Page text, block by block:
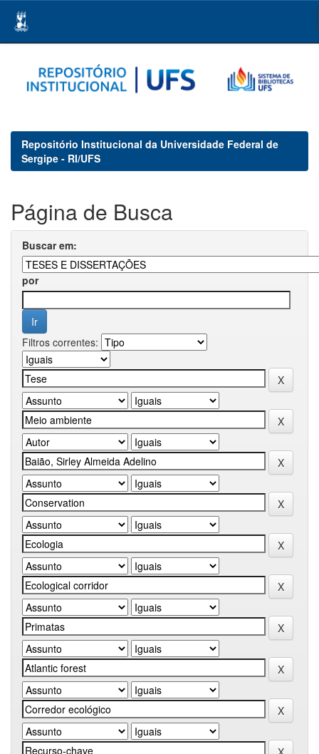
navigation
Repositório Institucional da Universidade Federal de
Sergipe - RI/UFS
Página de Busca
Buscar em:
por
Filtros correntes: